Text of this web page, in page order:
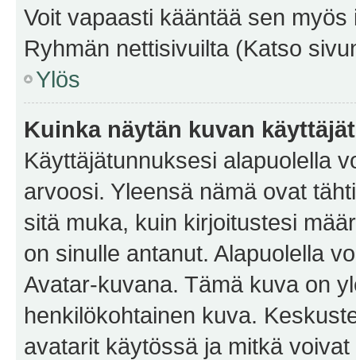
Voit vapaasti kääntää sen
Ryhmän nettisivuilta (Katso
Ylös
Kuinka näytän kuvan
Käyttäjätunnuksesi alapuolella
arvoosi. Yleensä nämä ovat
sitä muka, kuin kirjoitustesi
on sinulle antanut. Alapuolella
Avatar-kuvana. Tämä kuva on
henkilökohtainen kuva.
avatarit käytössä ja mitkä